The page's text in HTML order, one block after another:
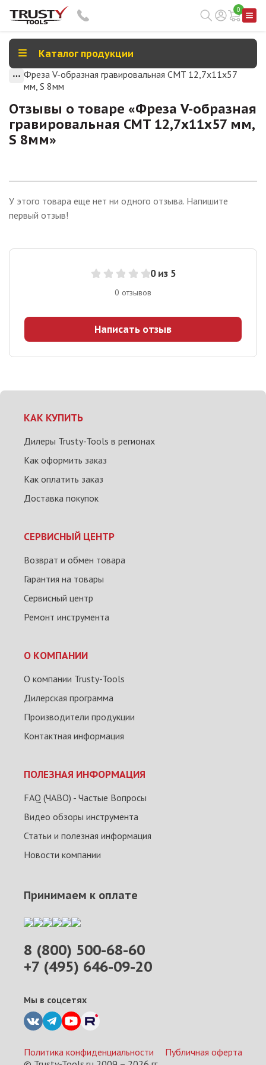
0
Каталог продукции
Фреза V-образная гравировальная CMT 12,7х11х57
мм, S 8мм
Отзывы о товаре «Фреза V-образная
гравировальная CMT 12,7х11х57 мм,
S 8мм»
0 из 5
0 отзывов
Написать отзыв
У этого товара еще нет ни одного отзыва. Напишите
первый отзыв!
КАК КУПИТЬ
Дилеры Trusty-Tools в регионах
Как оформить заказ
Как оплатить заказ
Доставка покупок
СЕРВИСНЫЙ ЦЕНТР
Возврат и обмен товара
Гарантия на товары
Сервисный центр
Ремонт инструмента
О КОМПАНИИ
О компании Trusty-Tools
Дилерская программа
Производители продукции
Контактная информация
ПОЛЕЗНАЯ ИНФОРМАЦИЯ
FAQ (ЧАВО) - Частые Вопросы
Видео обзоры инструмента
Статьи и полезная информация
Новости компании
8 (800) 500-68-60
+7 (495) 646-09-20
Мы в соцсетях
Принимаем к оплате
Политика конфиденциальности
Публичная оферта